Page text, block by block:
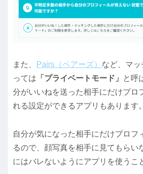
また、 Pairs（ペアーズ） など、マッ
っては 「プライベートモード」
と呼
分がいいねを送った相手にだけプロ
れる設定ができるアプリもあります。
自分が気になった相手にだけプロフ
るので、顔写真を相手に見てもらい
にはバレないようにアプリを使うこ